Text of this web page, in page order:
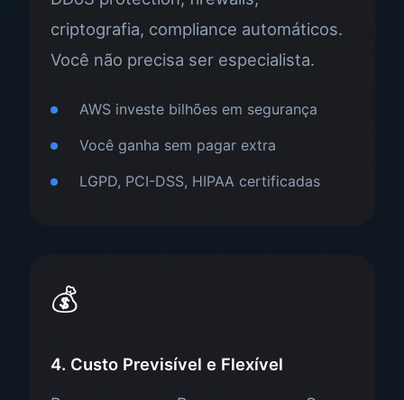
criptografia, compliance automáticos.
Você não precisa ser especialista.
AWS investe bilhões em segurança
Você ganha sem pagar extra
LGPD, PCI-DSS, HIPAA certificadas
💰
4. Custo Previsível e Flexível